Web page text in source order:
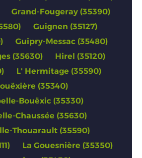
Grand-Fougeray (35390)
Guignen (35127)
Guipry-Messac (35480)
(35630)
Hirel (35120)
L' Hermitage (35590)
(35340)
Bouëxic (35330)
Chaussée (35630)
Thouarault (35590)
La Gouesnière (35350)